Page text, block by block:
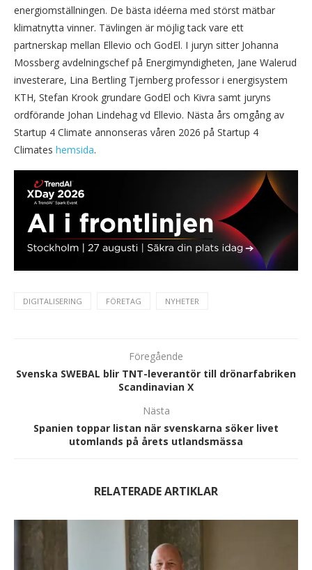
energiomställningen. De bästa idéerna med störst mätbar
klimatnytta vinner. Tävlingen är möjlig tack vare ett
partnerskap mellan Ellevio och GodEl. I juryn sitter Johanna
Mossberg avdelningschef på Energimyndigheten, Jane Walerud
investerare, Lina Bertling Tjernberg professor i energisystem
KTH, Stefan Krook grundare GodEl och Kivra samt juryns
ordförande Johan Lindehag vd Ellevio. Nästa års omgång av
Startup 4 Climate annonseras våren 2026 på Startup 4
Climates hemsida.
DIGITALISERING FÖRETAG NYHETER
Föregående
Svenska SWEBAL blir TNT-leverantör till drönarfabriken
Scandinavian X
Nästa
Spanien toppar listan när svenskarna söker livet
utomlands på årets utlandsmässa
RELATERADE ARTIKLAR